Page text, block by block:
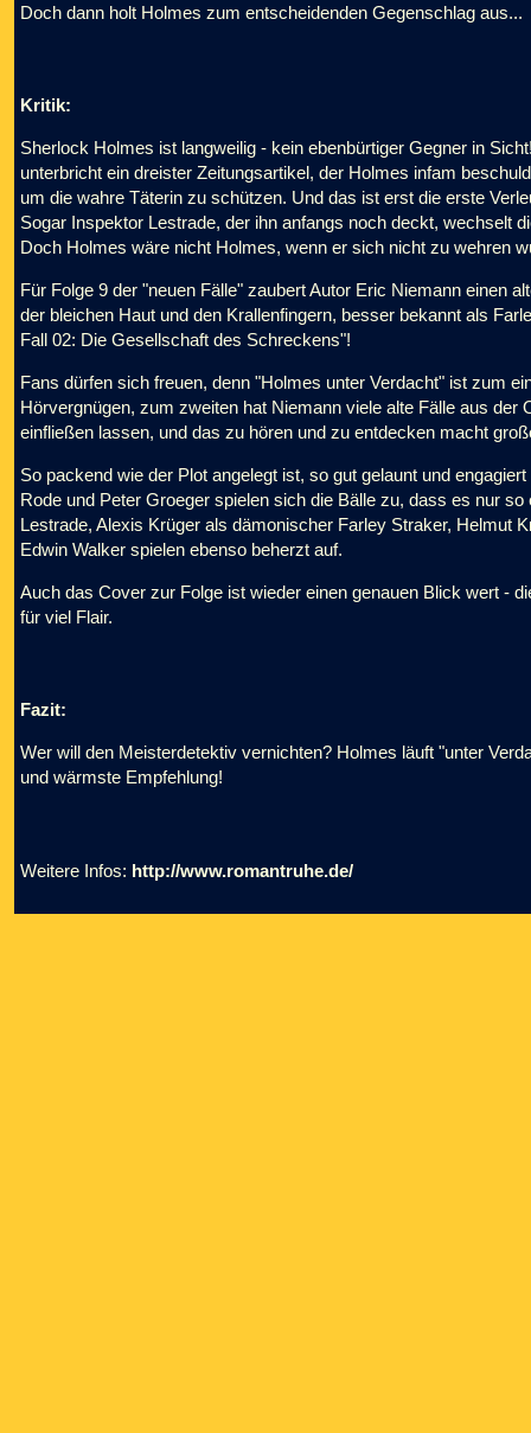
Doch dann holt Holmes zum entscheidenden Gegenschlag aus...
Kritik:
Sherlock Holmes ist langweilig - kein ebenbürtiger Gegner in
unterbricht ein dreister Zeitungsartikel, der Holmes infam
um die wahre Täterin zu schützen. Und das ist erst die erste
Sogar Inspektor Lestrade, der ihn anfangs noch deckt, wechselt
Doch Holmes wäre nicht Holmes, wenn er sich nicht zu wehren
Für Folge 9 der "neuen Fälle" zaubert Autor Eric Niemann einen
der bleichen Haut und den Krallenfingern, besser bekannt als
Fall 02: Die Gesellschaft des Schreckens"!
Fans dürfen sich freuen, denn "Holmes unter Verdacht" ist zum
Hörvergnügen, zum zweiten hat Niemann viele alte Fälle aus der
einfließen lassen, und das zu hören und zu entdecken macht
So packend wie der Plot angelegt ist, so gut gelaunt und
Rode und Peter Groeger spielen sich die Bälle zu, dass es nur
Lestrade, Alexis Krüger als dämonischer Farley Straker, Helmut
Edwin Walker spielen ebenso beherzt auf.
Auch das Cover zur Folge ist wieder einen genauen Blick wert -
für viel Flair.
Fazit:
Wer will den Meisterdetektiv vernichten? Holmes läuft "unter
und wärmste Empfehlung!
Weitere Infos: http://www.romantruhe.de/